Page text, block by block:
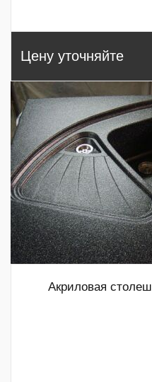
Цену уточняйте
Акриловая